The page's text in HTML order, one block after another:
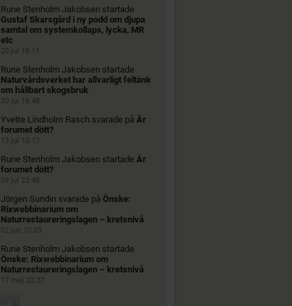
Rune Stenholm Jakobsen startade
Gustaf Skarsgård i ny podd om djupa
samtal om systemkollaps, lycka, MR
etc
20 jul 18.11
Rune Stenholm Jakobsen startade
Naturvårdsverket har allvarligt feltänk
om hållbart skogsbruk
20 jul 16.48
Yvette Lindholm Rasch svarade på Är
forumet dött?
13 jul 10.17
Rune Stenholm Jakobsen startade Är
forumet dött?
09 jul 22.48
Jörgen Sundin svarade på Önske:
Rixwebbinarium om
Naturrestaureringslagen – kretsnivå
02 jun 10.03
Rune Stenholm Jakobsen startade
Önske: Rixwebbinarium om
Naturrestaureringslagen – kretsnivå
17 maj 22.37